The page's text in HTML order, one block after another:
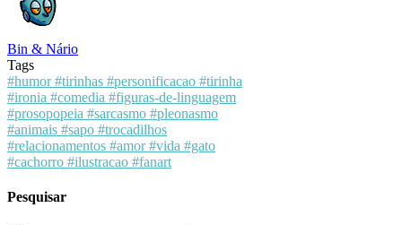
Bin & Nário
Tags
#humor#tirinhas #personificacao #tirinha
#ironia #comedia #figuras-de-linguagem
#prosopopeia #sarcasmo #pleonasmo
#animais #sapo #trocadilhos
#relacionamentos #amor#vida #gato
#cachorro #ilustracao #fanart
Pesquisar